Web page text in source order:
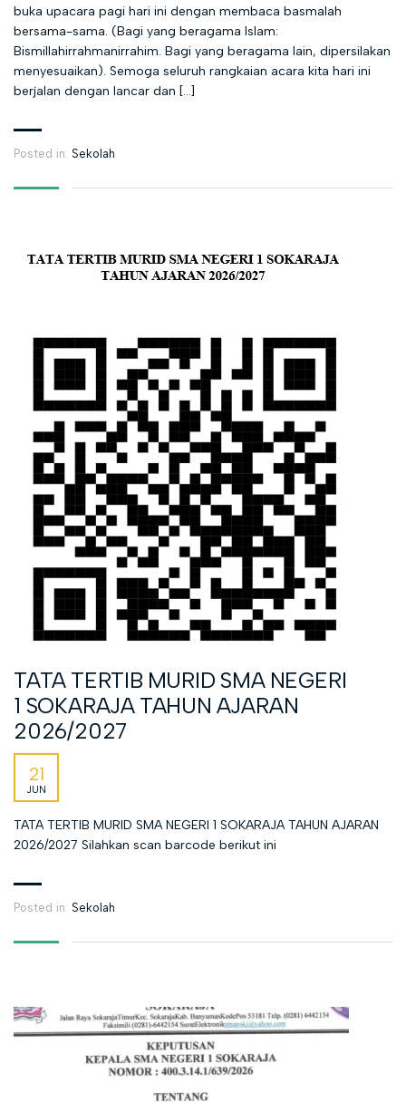
buka upacara pagi hari ini dengan membaca basmalah
bersama-sama. (Bagi yang beragama Islam:
Bismillahirrahmanirrahim. Bagi yang beragama lain, dipersilakan
menyesuaikan). Semoga seluruh rangkaian acara kita hari ini
berjalan dengan lancar dan […]
Posted in: Sekolah
TATA TERTIB MURID SMA NEGERI
1 SOKARAJA TAHUN AJARAN
2026/2027
21
JUN
TATA TERTIB MURID SMA NEGERI 1 SOKARAJA TAHUN AJARAN
2026/2027 Silahkan scan barcode berikut ini
Posted in: Sekolah